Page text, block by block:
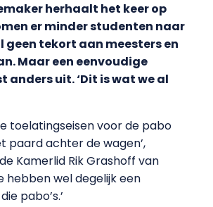
herhaalt het keer op
er minder studenten naar
geen tekort aan meesters en
Maar een eenvoudige
anders uit. ‘Dit is wat we al
toelatingseisen voor de pabo
paard achter de wagen’,
Kamerlid Rik Grashoff van
hebben wel degelijk een
pabo’s.’